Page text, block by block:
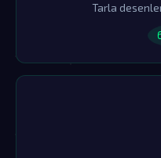
Tarla